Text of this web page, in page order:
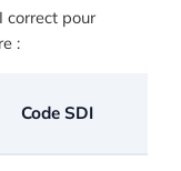
correct pour
:
Code SDI